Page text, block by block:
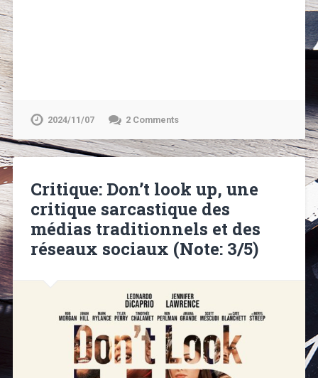
2024/11/07 2 Comments
Critique: Don’t look up, une
critique sarcastique des
médias traditionnels et des
réseaux sociaux (Note: 3/5)